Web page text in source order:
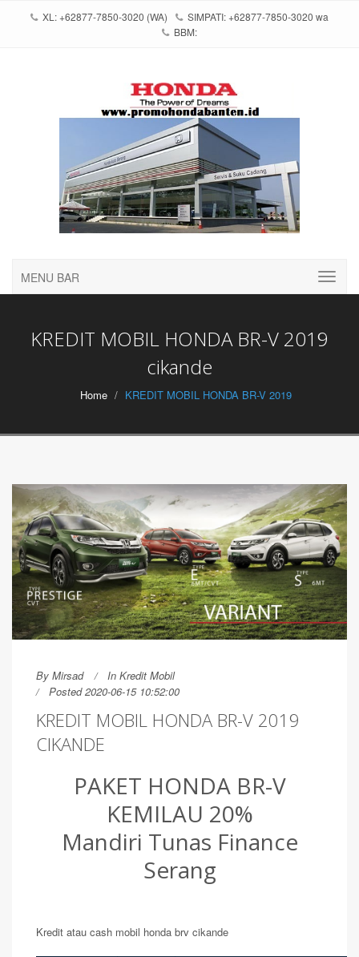
XL: +62877-7850-3020 (WA)
SIMPATI: +62877-7850-3020 wa
BBM:
MENU BAR
KREDIT MOBIL HONDA BR-V 2019
cikande
Home KREDIT MOBIL HONDA BR-V 2019
By Mirsad In Kredit Mobil
Posted 2020-06-15 10:52:00
KREDIT MOBIL HONDA BR-V 2019
CIKANDE
PAKET HONDA BR-V
KEMILAU 20%
Mandiri Tunas Finance
Serang
Kredit atau cash mobil honda brv cikande